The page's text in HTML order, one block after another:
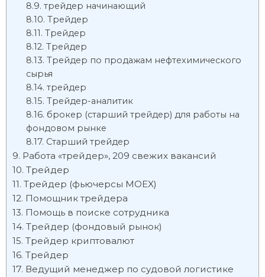
трейдер начинающий
Трейдер
Трейдер
Трейдер
Трейдер по продажам нефтехимического
сырья
трейдер
Трейдер-аналитик
брокер (старший трейдер) для работы на
фондовом рынке
Старший трейдер
Работа «трейдер», 209 свежих вакансий
Трейдер
Трейдер (фьючерсы MOEX)
Помощник трейдера
Помощь в поиске сотрудника
Трейдер (фондовый рынок)
Трейдер криптовалют
Трейдер
Ведущий менеджер по судовой логистике